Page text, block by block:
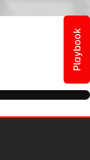
Playbook